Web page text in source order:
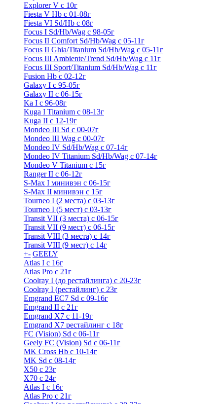
Explorer V c 10г
Fiesta V Hb с 01-08г
Fiesta VI Sd/Hb с 08г
Focus I Sd/Hb/Wag с 98-05г
Focus II Comfort Sd/Hb/Wag с 05-11г
Focus II Ghia/Titanium Sd/Hb/Wag с 05-11г
Focus III Ambiente/Trend Sd/Hb/Wag с 11г
Focus III Sport/Titanium Sd/Hb/Wag с 11г
Fusion Hb с 02-12г
Galaxy I с 95-05г
Galaxy II c 06-15г
Ka I с 96-08г
Kuga I Titanium с 08-13г
Kuga II c 12-19г
Mondeo III Sd с 00-07г
Mondeo III Wag с 00-07г
Mondeo IV Sd/Hb/Wag с 07-14г
Mondeo IV Titanium Sd/Hb/Wag с 07-14г
Mondeo V Titanium с 15г
Ranger II с 06-12г
S-Max I минивэн с 06-15г
S-Max II минивэн с 15г
Tourneo I (2 места) с 03-13г
Tourneo I (5 мест) с 03-13г
Transit VII (3 места) с 06-15г
Transit VII (9 мест) с 06-15г
Transit VIII (3 места) с 14г
Transit VIII (9 мест) с 14г
+- GEELY
Atlas I c 16г
Atlas Pro с 21г
Coolray I (до рестайлинга) с 20-23г
Coolray I (рестайлинг) с 23г
Emgrand EC7 Sd c 09-16г
Emgrand II с 21г
Emgrand X7 c 11-19г
Emgrand X7 рестайлинг c 18г
FC (Vision) Sd c 06-11г
Geely FC (Vision) Sd c 06-11г
MK Cross Hb с 10-14г
MK Sd с 08-14г
X50 с 23г
X70 с 24г
Atlas I c 16г
Atlas Pro с 21г